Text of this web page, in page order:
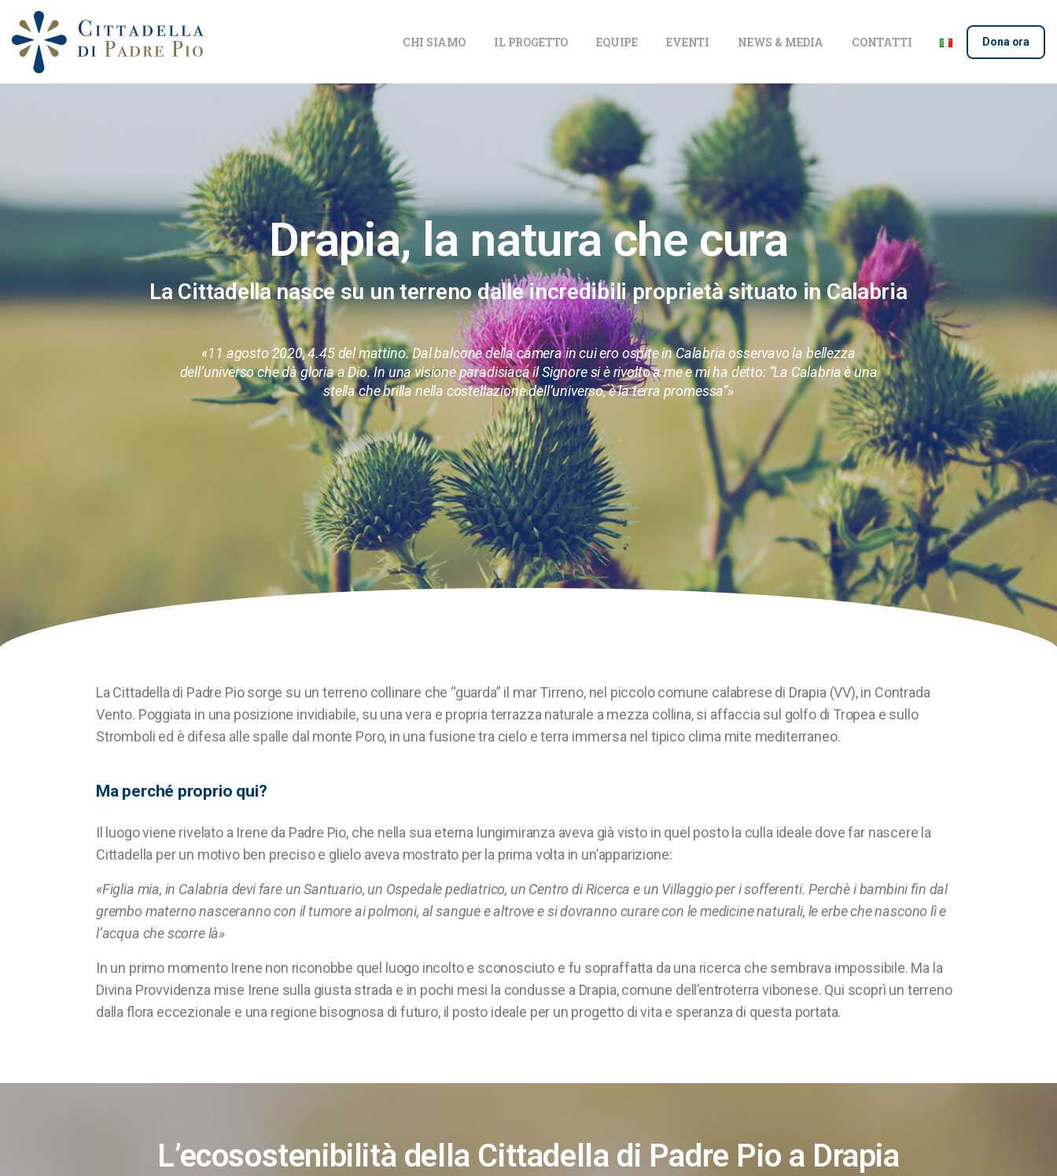
CHI SIAMO IL PROGETTO EQUIPE EVENTI NEWS & MEDIA CONTATTI Dona ora
Drapia, la natura che cura
La Cittadella nasce su un terreno dalle incredibili proprietà situato in Calabria
«11 agosto 2020, 4.45 del mattino. Dal balcone della camera in cui ero ospite in Calabria osservavo la bellezza
dell’universo che dà gloria a Dio. In una visione paradisiaca il Signore si è rivolto a me e mi ha detto: “La Calabria è una
stella che brilla nella costellazione dell’universo, è la terra promessa”»
La Cittadella di Padre Pio sorge su un terreno collinare che “guarda” il mar Tirreno, nel piccolo comune calabrese di Drapia (VV), in Contrada
Vento. Poggiata in una posizione invidiabile, su una vera e propria terrazza naturale a mezza collina, si affaccia sul golfo di Tropea e sullo
Stromboli ed è difesa alle spalle dal monte Poro, in una fusione tra cielo e terra immersa nel tipico clima mite mediterraneo.
Ma perché proprio qui?
Il luogo viene rivelato a Irene da Padre Pio, che nella sua eterna lungimiranza aveva già visto in quel posto la culla ideale dove far nascere la
Cittadella per un motivo ben preciso e glielo aveva mostrato per la prima volta in un’apparizione:
«Figlia mia, in Calabria devi fare un Santuario, un Ospedale pediatrico, un Centro di Ricerca e un Villaggio per i sofferenti. Perchè i bambini fin dal
grembo materno nasceranno con il tumore ai polmoni, al sangue e altrove e si dovranno curare con le medicine naturali, le erbe che nascono lì e
l’acqua che scorre là»
In un primo momento Irene non riconobbe quel luogo incolto e sconosciuto e fu sopraffatta da una ricerca che sembrava impossibile. Ma la
Divina Provvidenza mise Irene sulla giusta strada e in pochi mesi la condusse a Drapia, comune dell’entroterra vibonese. Qui scoprì un terreno
dalla flora eccezionale e una regione bisognosa di futuro, il posto ideale per un progetto di vita e speranza di questa portata.
L’ecosostenibilità della Cittadella di Padre Pio a Drapia